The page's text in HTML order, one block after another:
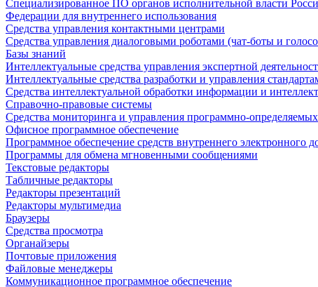
Специализированное ПО органов исполнительной власти
Федерации для внутреннего использования
Средства управления контактными центрами
Средства управления диалоговыми роботами (чат-боты и
Базы знаний
Интеллектуальные средства управления экспертной
Интеллектуальные средства разработки и управления
Средства интеллектуальной обработки информации и
Справочно-правовые системы
Средства мониторинга и управления программно-
Офисное программное обеспечение
Программное обеспечение средств внутреннего электронного
Программы для обмена мгновенными сообщениями
Текстовые редакторы
Табличные редакторы
Редакторы презентаций
Редакторы мультимедиа
Браузеры
Средства просмотра
Органайзеры
Почтовые приложения
Файловые менеджеры
Коммуникационное программное обеспечение